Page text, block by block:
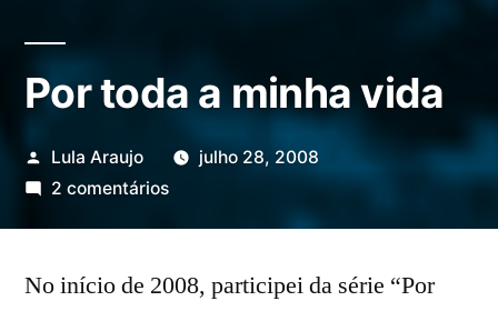
Por toda a minha vida
Publicado
por
Lula Araujo
julho 28, 2008
2 comentáriosem
a
No início de 2008, participei da série “Por